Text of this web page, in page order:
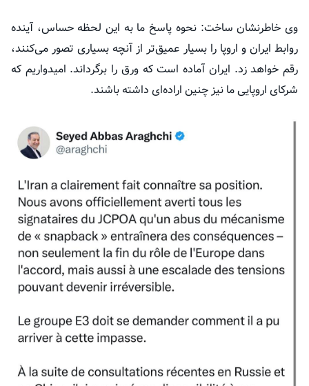
وی خاطرنشان ساخت: نحوه پاسخ ما به این لحظه حساس، آینده
روابط ایران و اروپا را بسیار عمیق‌تر از آنچه بسیاری تصور می‌کنند،
رقم خواهد زد. ایران آماده است که ورق را برگرداند. امیدواریم که
شرکای اروپایی ما نیز چنین اراده‌ای داشته باشند.